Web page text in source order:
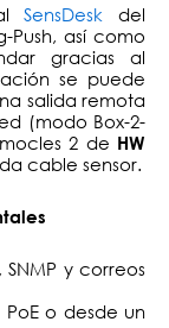
SensDesk del
así como
gracias al
se puede
salida remota
(modo Box-2-
2 de HW
cable sensor.
y correos
o desde un